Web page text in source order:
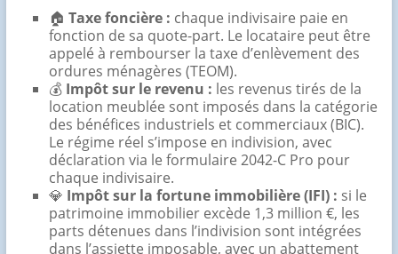
🏠 Taxe foncière : chaque indivisaire paie en
fonction de sa quote-part. Le locataire peut être
appelé à rembourser la taxe d’enlèvement des
ordures ménagères (TEOM).
💰 Impôt sur le revenu : les revenus tirés de la
location meublée sont imposés dans la catégorie
des bénéfices industriels et commerciaux (BIC).
Le régime réel s’impose en indivision, avec
déclaration via le formulaire 2042-C Pro pour
chaque indivisaire.
💎 Impôt sur la fortune immobilière (IFI) : si le
patrimoine immobilier excède 1,3 million €, les
parts détenues dans l’indivision sont intégrées
dans l’assiette imposable, avec un abattement